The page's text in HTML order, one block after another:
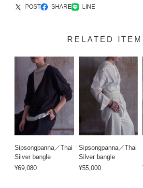
POST SHARE LINE
RELATED
Sipsongpanna／Thai
Silver bangle
¥69,080
Sipsongpanna／Thai
Silver bangle
¥55,000